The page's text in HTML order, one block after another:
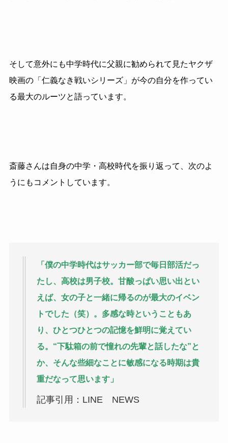
そして意外にも中学時代に父親に勧められて見たヤクザ
映画の「仁義なき戦いシリーズ」が今の自分を作ってい
る最大のルーツと語っています。
斎藤さんは自身の中学・高校時代を振り返って、次のよ
うにもコメントしています。
「僕の中学時代はサッカー部で毎日部活だっ
たし、高校は男子校。甘酸っぱい思い出とい
えば、女の子と一緒に帰るのが最大のイベン
トでした（笑）。多感な時ということもあ
り、ひとつひとつの記憶を鮮明に覚えてい
る。“下駄箱の前で憧れの先輩と話したな”と
か、そんな些細なことに敏感になる時期は貴
重だなって思います」
記事引用：LINE NEWS